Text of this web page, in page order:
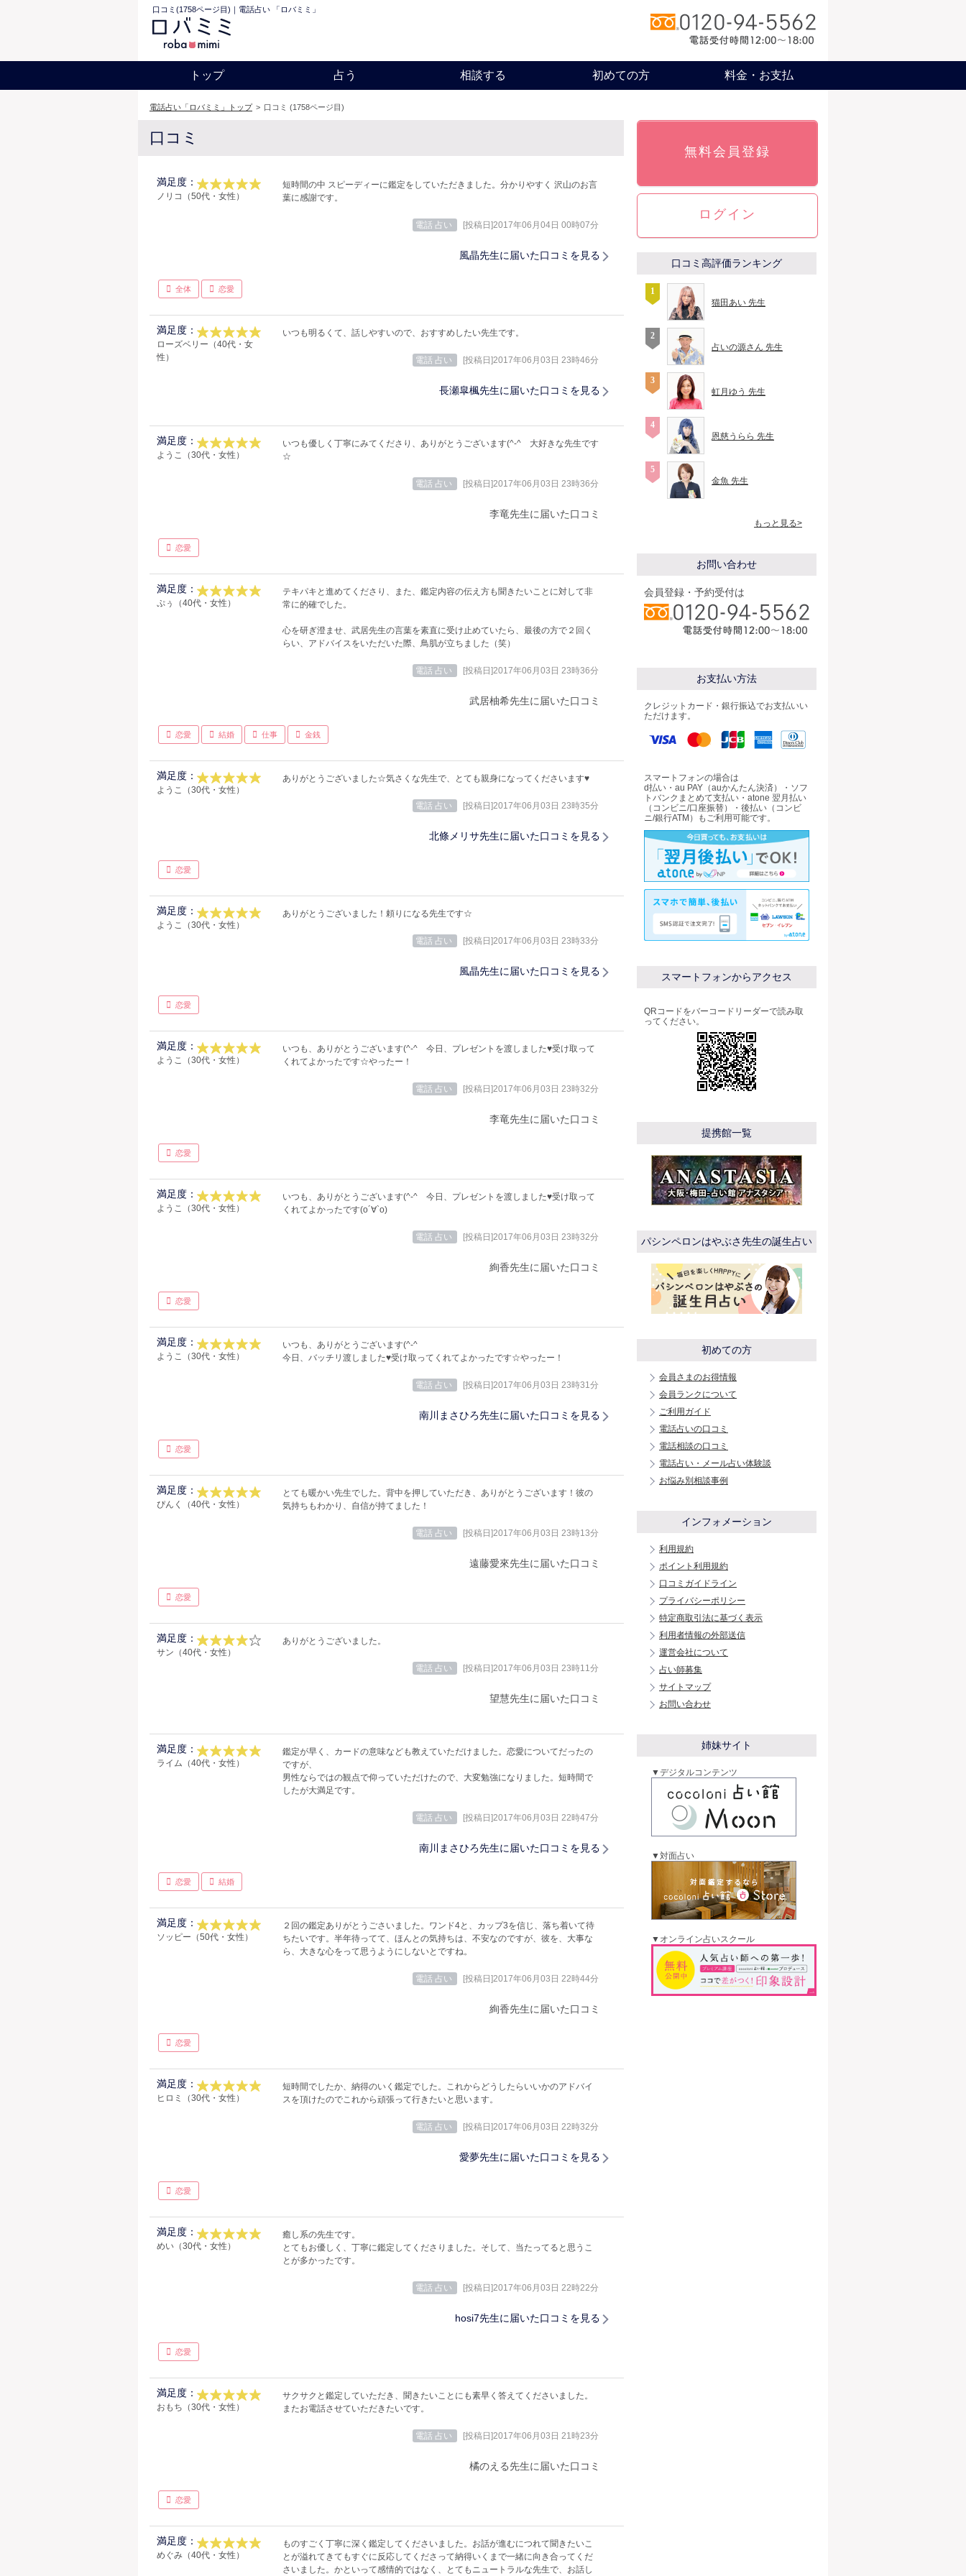
口コミ(1758ページ目)｜電話占い 「ロバミミ」
トップ 占う 相談する 初めての方 料金・お支払
電話占い「ロバミミ」トップ > 口コミ (1758ページ目)
口コミ
満足度：
ノリコ（50代・女性）
短時間の中 スピーディーに鑑定をしていただきました。分かりやすく 沢山のお言
葉に感謝です。
電話 占い [投稿日]2017年06月04日 00時07分
風晶先生に届いた口コミを見る
全体 恋愛
満足度：
ローズベリー（40代・女
性）
いつも明るくて、話しやすいので、おすすめしたい先生です。
電話 占い [投稿日]2017年06月03日 23時46分
長瀬皐楓先生に届いた口コミを見る
満足度：
ようこ（30代・女性）
いつも優しく丁寧にみてくださり、ありがとうございます(^-^ゞ大好きな先生です
☆
電話 占い [投稿日]2017年06月03日 23時36分
李竜先生に届いた口コミ
恋愛
満足度：
ぷぅ（40代・女性）
テキパキと進めてくださり、また、鑑定内容の伝え方も聞きたいことに対して非
常に的確でした。
心を研ぎ澄ませ、武居先生の言葉を素直に受け止めていたら、最後の方で２回く
らい、アドバイスをいただいた際、鳥肌が立ちました（笑）
電話 占い [投稿日]2017年06月03日 23時36分
武居柚希先生に届いた口コミ
恋愛 結婚 仕事 金銭
満足度：
ようこ（30代・女性）
ありがとうございました☆気さくな先生で、とても親身になってくださいます♥
電話 占い [投稿日]2017年06月03日 23時35分
北條メリサ先生に届いた口コミを見る
恋愛
満足度：
ようこ（30代・女性）
ありがとうございました！頼りになる先生です☆
電話 占い [投稿日]2017年06月03日 23時33分
風晶先生に届いた口コミを見る
恋愛
満足度：
ようこ（30代・女性）
いつも、ありがとうございます(^-^ゞ今日、プレゼントを渡しました♥受け取って
くれてよかったです☆やったー！
電話 占い [投稿日]2017年06月03日 23時32分
李竜先生に届いた口コミ
恋愛
満足度：
ようこ（30代・女性）
いつも、ありがとうございます(^-^ゞ今日、プレゼントを渡しました♥受け取って
くれてよかったです(о´∀`о)
電話 占い [投稿日]2017年06月03日 23時32分
絢香先生に届いた口コミ
恋愛
満足度：
ようこ（30代・女性）
いつも、ありがとうございます(^-^ゞ
今日、バッチリ渡しました♥受け取ってくれてよかったです☆やったー！
電話 占い [投稿日]2017年06月03日 23時31分
南川まさひろ先生に届いた口コミを見る
恋愛
満足度：
ぴんく（40代・女性）
とても暖かい先生でした。背中を押していただき、ありがとうございます！彼の
気持ちもわかり、自信が持てました！
電話 占い [投稿日]2017年06月03日 23時13分
遠藤愛來先生に届いた口コミ
恋愛
満足度：
サン（40代・女性）
ありがとうございました。
電話 占い [投稿日]2017年06月03日 23時11分
望慧先生に届いた口コミ
満足度：
ライム（40代・女性）
鑑定が早く、カードの意味なども教えていただけました。恋愛についてだったの
ですが、
男性ならではの観点で仰っていただけたので、大変勉強になりました。短時間で
したが大満足です。
電話 占い [投稿日]2017年06月03日 22時47分
南川まさひろ先生に届いた口コミを見る
恋愛 結婚
満足度：
ソッピー（50代・女性）
２回の鑑定ありがとうごさいました。ワンド4と、カップ3を信じ、落ち着いて待
ちたいです。半年待ってて、ほんとの気持ちは、不安なのですが、彼を、大事な
ら、大きな心をって思うようにしないとですね。
電話 占い [投稿日]2017年06月03日 22時44分
絢香先生に届いた口コミ
恋愛
満足度：
ヒロミ（30代・女性）
短時間でしたか、納得のいく鑑定でした。これからどうしたらいいかのアドバイ
スを頂けたのでこれから頑張って行きたいと思います。
電話 占い [投稿日]2017年06月03日 22時32分
愛夢先生に届いた口コミを見る
恋愛
満足度：
めい（30代・女性）
癒し系の先生です。
とてもお優しく、丁寧に鑑定してくださりました。そして、当たってると思うこ
とが多かったです。
電話 占い [投稿日]2017年06月03日 22時22分
hosi7先生に届いた口コミを見る
恋愛
満足度：
おもち（30代・女性）
サクサクと鑑定していただき、聞きたいことにも素早く答えてくださいました。
またお電話させていただきたいです。
電話 占い [投稿日]2017年06月03日 21時23分
橘のえる先生に届いた口コミ
恋愛
満足度：
めぐみ（40代・女性）
ものすごく丁寧に深く鑑定してくださいました。お話が進むにつれて聞きたいこ
とが溢れてきてもすぐに反応してくださって納得いくまで一緒に向き合ってくだ
さいました。かといって感情的ではなく、とてもニュートラルな先生で、お話し
無料会員登録
ログイン
口コミ高評価ランキング
猫田あい 先生
占いの源さん 先生
虹月ゆう 先生
恩慈うらら 先生
金魚 先生
もっと見る>
お問い合わせ
会員登録・予約受付は
お支払い方法
クレジットカード・銀行振込でお支払いい
ただけます。
スマートフォンの場合は
d払い・au PAY（auかんたん決済）・ソフ
トバンクまとめて支払い・atone 翌月払い
（コンビニ/口座振替）・後払い（コンビ
ニ/銀行ATM）もご利用可能です。
スマートフォンからアクセス
QRコードをバーコードリーダーで読み取
ってください。
提携館一覧
パシンペロンはやぶさ先生の誕生占い
初めての方
会員さまのお得情報
会員ランクについて
ご利用ガイド
電話占いの口コミ
電話相談の口コミ
電話占い・メール占い体験談
お悩み別相談事例
インフォメーション
利用規約
ポイント利用規約
口コミガイドライン
プライバシーポリシー
特定商取引法に基づく表示
利用者情報の外部送信
運営会社について
占い師募集
サイトマップ
お問い合わせ
姉妹サイト
▼デジタルコンテンツ
▼対面占い
▼オンライン占いスクール